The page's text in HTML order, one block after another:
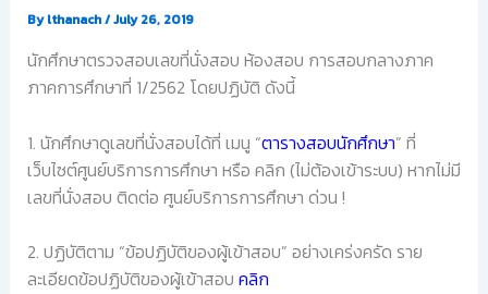
Bylthanach/July 26, 2019
นักศึกษาตรวจสอบเลขที่นั่งสอบ ห้องสอบ การสอบกลางภาค
ภาคการศึกษาที่ 1/2562 โดยปฏิบัติ ดังนี้
1. นักศึกษาดูเลขที่นั่งสอบได้ที่ เมนู “ตารางสอบนักศึกษา” ที่
เว็บไซต์ศูนย์บริการการศึกษา หรือ คลิก (ไม่ต้องเข้าระบบ) หากไม่มี
เลขที่นั่งสอบ ติดต่อ ศูนย์บริการการศึกษา ด่วน !
2. ปฏิบัติตาม “ข้อปฏิบัติของผู้เข้าสอบ” อย่างเคร่งครัด ราย
ละเอียดข้อปฏิบัติของผู้เข้าสอบ คลิก